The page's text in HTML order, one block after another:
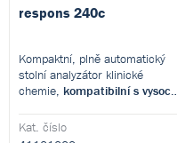
respons 240c
Kompaktní, plně automatický
stolní analyzátor klinické
chemie, kompatibilní s vysoce
společnosti DiaSys
řešení pro menší provozy.
Kat. číslo